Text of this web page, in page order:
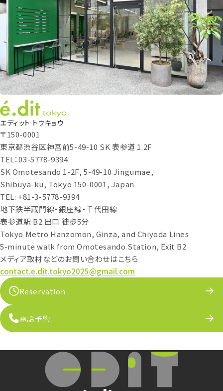
エディット トウキョウ
〒150-0001
東京都渋谷区神宮前5-49-10 SK 表参道 1.2F
TEL：03-5778-9394
SK Omotesando 1-2F, 5-49-10 Jingumae,
Shibuya-ku, Tokyo 150-0001, Japan
TEL: +81-3-5778-9394
地下鉄半蔵門線・銀座線・千代田線
表参道駅 B2 出口 徒歩5分
Tokyo Metro Hanzomon, Ginza, and Chiyoda Lines
5-minute walk from Omotesando Station, Exit B2
メディア取材などのお問い合わせはこちら
contact.e.dit.tokyo2025@gmail.com
Reservation
電話予約